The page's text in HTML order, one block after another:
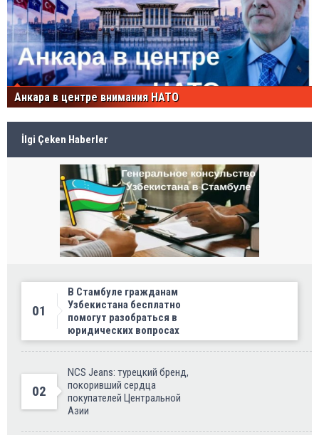
Анкара в центре внимания НАТО
İlgi Çeken Haberler
01
В Стамбуле гражданам
Узбекистана бесплатно
помогут разобраться в
юридических вопросах
02
NCS Jeans: турецкий бренд,
покоривший сердца
покупателей Центральной
Азии